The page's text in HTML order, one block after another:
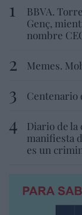
BBVA.
Genç,
nombre
Memes.
Centenario
Diario de la
manifiesta
es un